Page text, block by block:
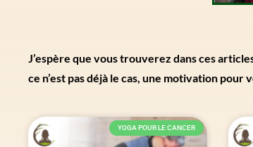
J’espère que vous trouverez dans ces
ce n’est pas déjà le cas, une motivation pour
YOGA POUR LE CANCER